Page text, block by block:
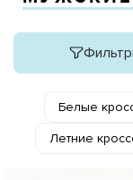
Белые
Летние